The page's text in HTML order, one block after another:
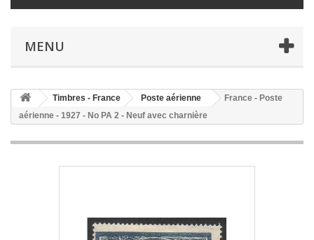
MENU
Timbres - France Poste aérienne
France - Poste
aérienne - 1927 - No PA 2 - Neuf avec charnière